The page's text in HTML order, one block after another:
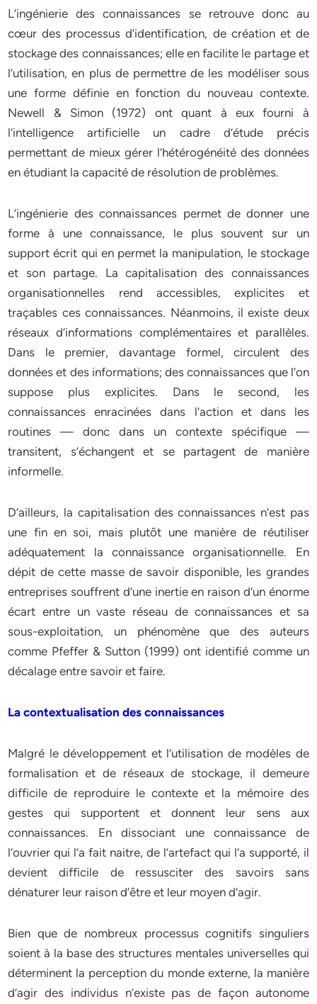
L’ingénierie des connaissances se retrouve donc au
cœur des processus d’identification, de création et de
stockage des connaissances; elle en facilite le partage et
l’utilisation, en plus de permettre de les modéliser sous
une forme définie en fonction du nouveau contexte.
Newell & Simon (1972) ont quant à eux fourni à
l’intelligence artificielle un cadre d’étude précis
permettant de mieux gérer l’hétérogénéité des données
en étudiant la capacité de résolution de problèmes.
L’ingénierie des connaissances permet de donner une
forme à une connaissance, le plus souvent sur un
support écrit qui en permet la manipulation, le stockage
et son partage. La capitalisation des connaissances
organisationnelles rend accessibles, explicites et
traçables ces connaissances. Néanmoins, il existe deux
réseaux d’informations complémentaires et parallèles.
Dans le premier, davantage formel, circulent des
données et des informations; des connaissances que l’on
suppose plus explicites. Dans le second, les
connaissances enracinées dans l’action et dans les
routines — donc dans un contexte spécifique —
transitent, s’échangent et se partagent de manière
informelle.
D’ailleurs, la capitalisation des connaissances n’est pas
une fin en soi, mais plutôt une manière de réutiliser
adéquatement la connaissance organisationnelle. En
dépit de cette masse de savoir disponible, les grandes
entreprises souffrent d’une inertie en raison d’un énorme
écart entre un vaste réseau de connaissances et sa
sous-exploitation, un phénomène que des auteurs
comme Pfeffer & Sutton (1999) ont identifié comme un
décalage entre savoir et faire.
La contextualisation des connaissances
Malgré le développement et l’utilisation de modèles de
formalisation et de réseaux de stockage, il demeure
difficile de reproduire le contexte et la mémoire des
gestes qui supportent et donnent leur sens aux
connaissances. En dissociant une connaissance de
l’ouvrier qui l’a fait naitre, de l’artefact qui l’a supporté, il
devient difficile de ressusciter des savoirs sans
dénaturer leur raison d’être et leur moyen d’agir.
Bien que de nombreux processus cognitifs singuliers
soient à la base des structures mentales universelles qui
déterminent la perception du monde externe, la manière
d’agir des individus n’existe pas de façon autonome